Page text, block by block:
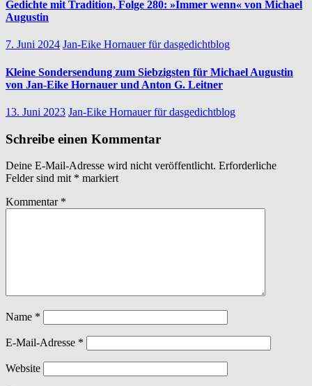
Gedichte mit Tradition, Folge 280: »Immer wenn« von Michael
Augustin
7. Juni 2024 Jan-Eike Hornauer für dasgedichtblog
Kleine Sondersendung zum Siebzigsten für Michael Augustin
von Jan-Eike Hornauer und Anton G. Leitner
13. Juni 2023 Jan-Eike Hornauer für dasgedichtblog
Schreibe einen Kommentar
Deine E-Mail-Adresse wird nicht veröffentlicht. Erforderliche
Felder sind mit * markiert
Kommentar *
Name *
E-Mail-Adresse *
Website